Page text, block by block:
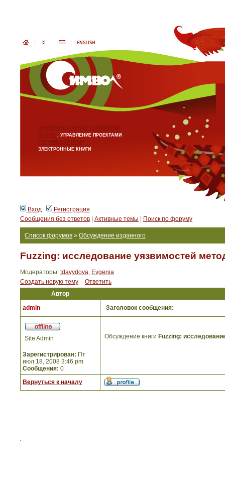
ИНФОРМАЦИОННЫЕ ТЕХНОЛОГИИ
БИЗНЕС, УПРАВЛЕНИЕ ПРОЕКТАМИ
АНГЛИЙСКИЙ ЯЗЫК
ЭЛЕКТРОННЫЕ КНИГИ
Вход
Регистрация
Сообщения без ответов
Активные темы Поиск по форуму
Список форумов » Обсуждение изданного
Fuzzing: исследование уязвимостей
Модераторы: tdavydova, Evgenia
Создать новую тему
Ответить
Автор
admin
Заголовок сообщения:
Site Admin
Зарегистрирован: Пт
июл 18, 2008 3:46 pm
Сообщения: 0
Обсуждение книги Fuzzing:
Вернуться к началу